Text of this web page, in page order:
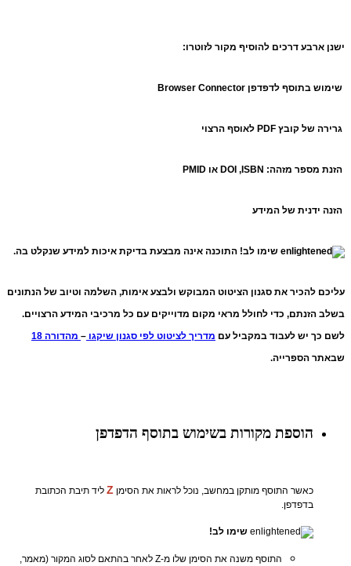
ישנן ארבע דרכים להוסיף מקור לזוטרו:
שימוש בתוסף לדפדפן Browser Connector
גרירה של קובץ PDF לאוסף הרצוי
הזנת מספר מזהה: DOI ,ISBN או PMID
הזנה ידנית של המידע
שימו לב! התוכנה אינה מבצעת בדיקת איכות למידע שנקלט בה.
עליכם להכיר את סגנון הציטוט המבוקש ולבצע אימות, השלמה וטיוב של הנתונים
בשלב הזנתם, כדי לחולל מראי מקום מדוייקים עם כל מרכיבי המידע הרצויים.
לשם כך יש לעבוד במקביל עם מדריך לציטוט לפי סגנון שיקגו – מהדורה 18
שבאתר הספרייה.
הוספת מקורות בשימוש בתוסף הדפדפן
כאשר התוסף מותקן במחשב, נוכל לראות את הסימן Z ליד תיבת הכתובת
בדפדפן.
שימו לב!
התוסף משנה את הסימן שלו מ-Z לאחר בהתאם לסוג המקור (מאמר,